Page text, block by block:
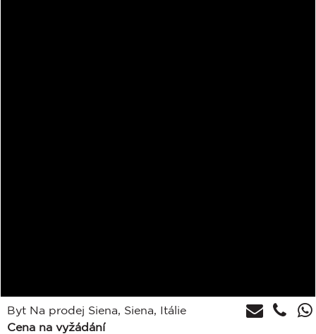
Byt Na prodej Siena, Siena, Itálie
Cena na vyžádání